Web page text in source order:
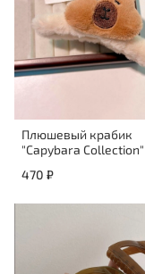
Плюшевый крабик
"Capybara Collection"
470 ₽